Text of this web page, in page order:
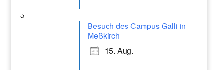
Besuch des Campus Galli in
Meßkirch
15. Aug.